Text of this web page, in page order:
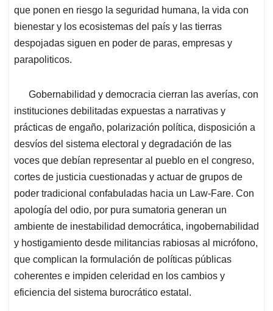
que ponen en riesgo la seguridad humana, la vida con
bienestar y los ecosistemas del país y las tierras
despojadas siguen en poder de paras, empresas y
parapoliticos.
Gobernabilidad y democracia cierran las averías, con
instituciones debilitadas expuestas a narrativas y
prácticas de engaño, polarización política, disposición a
desvíos del sistema electoral y degradación de las
voces que debían representar al pueblo en el congreso,
cortes de justicia cuestionadas y actuar de grupos de
poder tradicional confabuladas hacia un Law-Fare. Con
apología del odio, por pura sumatoria generan un
ambiente de inestabilidad democrática, ingobernabilidad
y hostigamiento desde militancias rabiosas al micrófono,
que complican la formulación de políticas públicas
coherentes e impiden celeridad en los cambios y
eficiencia del sistema burocrático estatal.